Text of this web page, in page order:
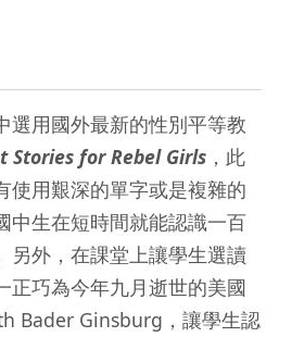
用國外最新的性別平等教
Stories for Rebel Girls ，此
使用艱深的單字或是複雜的
中生在短時間就能認識一百
另外，在課堂上讓學生選讀
正巧為今年九月逝世的美國
Bader Ginsburg，讓學生認